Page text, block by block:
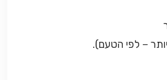
– לפי הטעם).